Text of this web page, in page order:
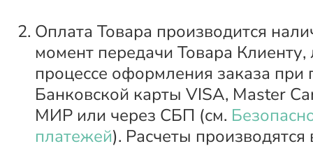
Оплата Товара производится
момент передачи Товара Клиенту,
процессе оформления заказа
Банковской карты VISA, Master
МИР или через СБП (см.
платежей). Расчеты производятся